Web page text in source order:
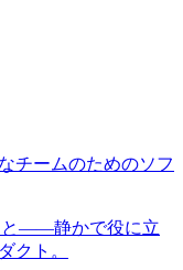
チームのためのソフ
と——静かで役に立
クト。